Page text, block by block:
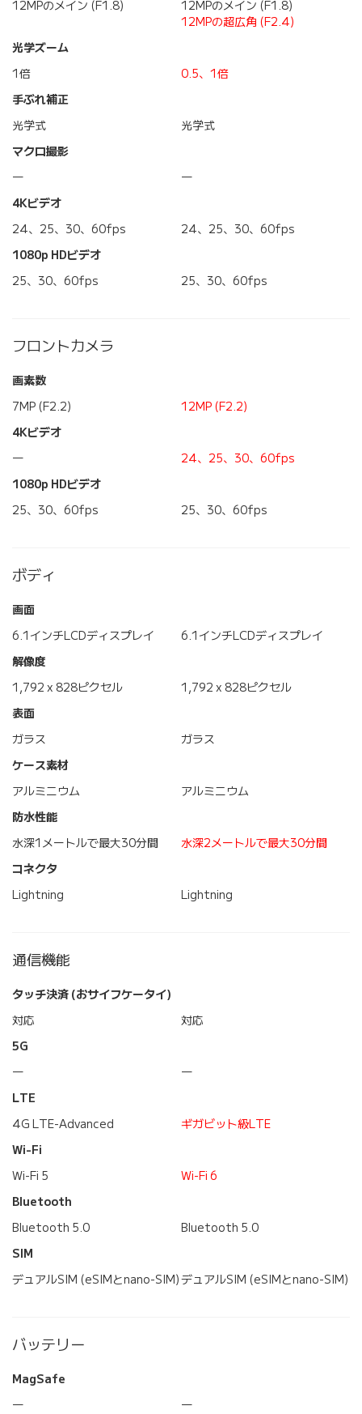
12MPのメイン (F1.8)
12MPのメイン (F1.8)
12MPの超広角 (F2.4)
光学ズーム
1倍
0.5、1倍
手ぶれ補正
光学式
光学式
マクロ撮影
―
―
4Kビデオ
24、25、30、60fps
24、25、30、60fps
1080p HDビデオ
25、30、60fps
25、30、60fps
フロントカメラ
画素数
7MP (F2.2)
12MP (F2.2)
4Kビデオ
―
24、25、30、60fps
1080p HDビデオ
25、30、60fps
25、30、60fps
ボディ
画面
6.1インチLCDディスプレイ
6.1インチLCDディスプレイ
解像度
1,792 x 828ピクセル
1,792 x 828ピクセル
表面
ガラス
ガラス
ケース素材
アルミニウム
アルミニウム
防水性能
水深1メートルで最大30分間
水深2メートルで最大30分間
コネクタ
Lightning
Lightning
通信機能
タッチ決済 (おサイフケータイ)
対応
対応
5G
―
―
LTE
4G LTE-Advanced
ギガビット級LTE
Wi-Fi
Wi-Fi 5
Wi-Fi 6
Bluetooth
Bluetooth 5.0
Bluetooth 5.0
SIM
デュアルSIM (eSIMとnano-SIM)デュアルSIM (eSIMとnano-SIM)
バッテリー
MagSafe
―
―